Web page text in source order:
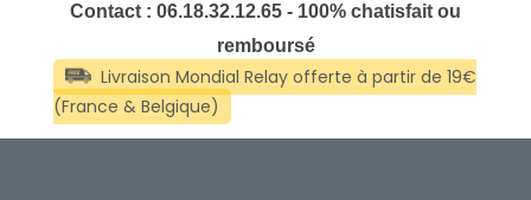
Contact : 06.18.32.12.65 - 100% chatisfait ou
remboursé